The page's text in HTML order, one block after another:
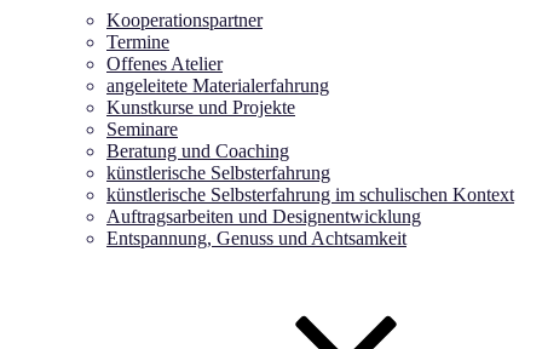
Kooperationspartner
Termine
Offenes Atelier
angeleitete Materialerfahrung
Kunstkurse und Projekte
Seminare
Beratung und Coaching
künstlerische Selbsterfahrung
künstlerische Selbsterfahrung im schulischen Kontext
Auftragsarbeiten und Designentwicklung
Entspannung, Genuss und Achtsamkeit